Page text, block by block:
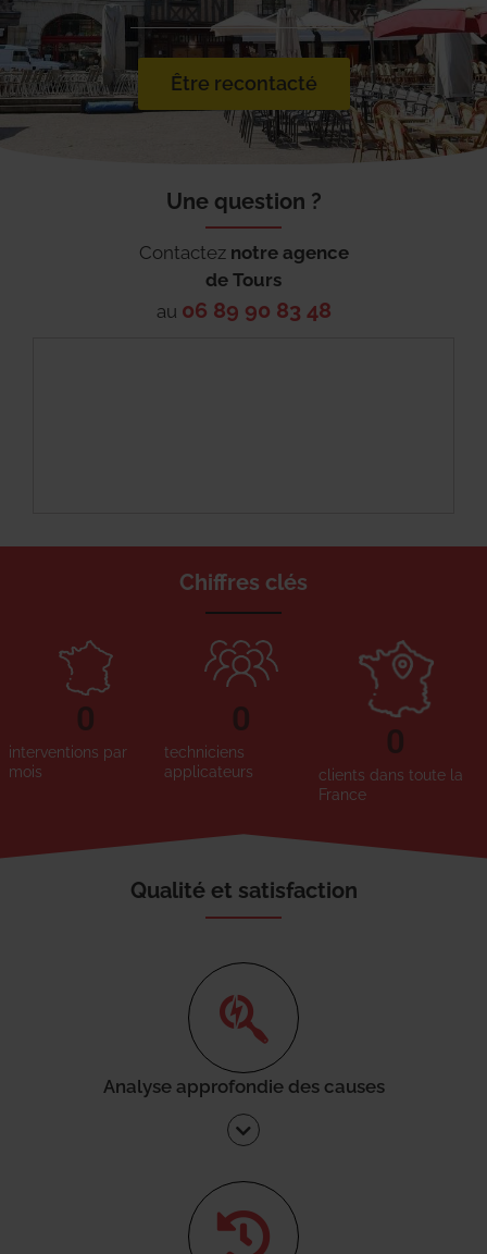
Être recontacté
Une question ?
Contactez notre agence
de Tours
au 06 89 90 83 48
Chiffres clés
interventions par
mois
0
techniciens
applicateurs
0
clients dans toute la
France
0
Qualité et satisfaction
Analyse approfondie des causes